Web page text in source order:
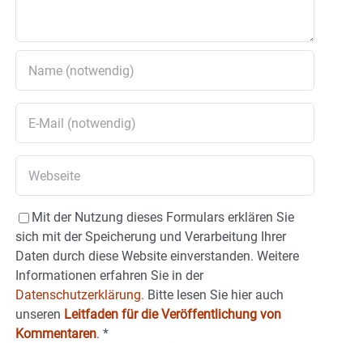
Mit der Nutzung dieses Formulars erklären Sie
sich mit der Speicherung und Verarbeitung Ihrer
Daten durch diese Website einverstanden. Weitere
Informationen erfahren Sie in der
Datenschutzerklärung. Bitte lesen Sie hier auch
unseren Leitfaden für die Veröffentlichung von
Kommentaren. *